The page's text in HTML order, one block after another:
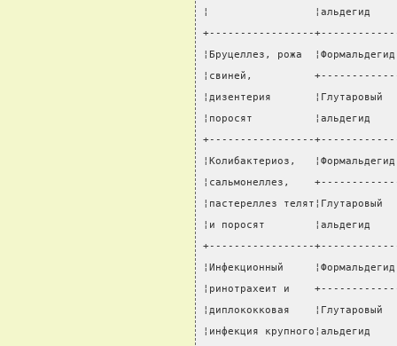
¦
+-----------------
¦Бруцеллез, рожа
¦свиней,
¦дизентерия
¦поросят
+-----------------
¦Колибактериоз,
¦сальмонеллез,
¦пастереллез
¦и поросят
+-----------------
¦Инфекционный
¦ринотрахеит и
¦диплококковая
¦инфекция